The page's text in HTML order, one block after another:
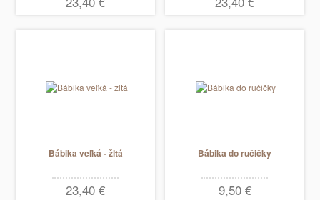
Bábika veľká - žltá
23,40 €
Bábika do ručičky
9,50 €